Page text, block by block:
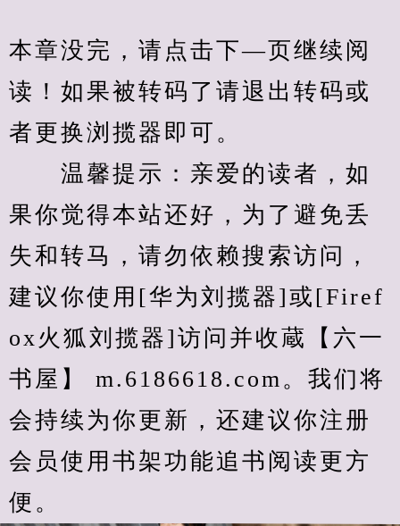
本章没完，请点击下—页继续阅
读！如果被转码了请退出转码或
者更换浏揽器即可。
温馨提示：亲爱的读者，如
果你觉得本站还好，为了避免丢
失和转马，请勿依赖搜索访问，
建议你使用[华为刘揽器]或[Firef
ox火狐刘揽器]访问并收蔵【六一
书屋】 m.6186618.com。我们将
会持续为你更新，还建议你注册
会员使用书架功能追书阅读更方
便。